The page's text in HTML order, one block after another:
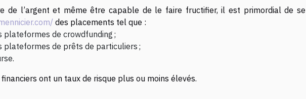
de l’argent et même être capable de le faire fructifier, il est primordial de se
des placements tel que :
plateformes de crowdfunding ;
plateformes de prêts de particuliers ;
ont un taux de risque plus ou moins élevés.